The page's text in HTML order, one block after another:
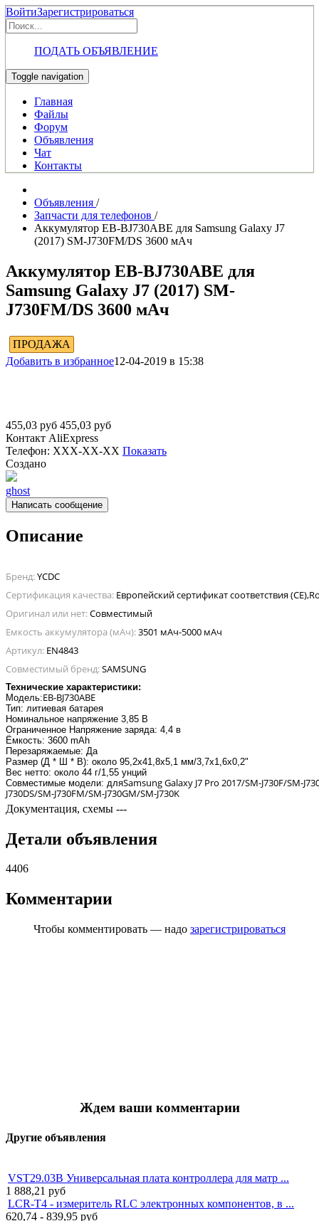
ВойтиЗарегистрироваться
ПОДАТЬ ОБЪЯВЛЕНИЕ
Toggle navigation
Главная
Файлы
Форум
Объявления
Чат
Контакты
Объявления /
Запчасти для телефонов /
Аккумулятор EB-BJ730ABE для Samsung Galaxy J7
(2017) SM-J730FM/DS 3600 мАч
Аккумулятор EB-BJ730ABE для
Samsung Galaxy J7 (2017) SM-
J730FM/DS 3600 мАч
ПРОДАЖА
Добавить в избранное12-04-2019 в 15:38
455,03 руб 455,03 руб
Контакт AliExpress
Телефон: XXX-XX-XX Показать
Создано
ghost
Написать сообщение
Описание
Бренд:YCDC
Сертификация качества:
Оригинал или нет:Совместимый
Емкость аккумулятора (мАч):3501 мАч-5000 мАч
Артикул: EN4843
Совместимый бренд:SAMSUNG
Технические характеристики:
Модель:EB-BJ730ABE
Тип: литиевая батарея
Номинальное напряжение 3,85 В
Ограниченное Напряжение заряда: 4,4 в
Ёмкость: 3600 mAh
Перезаряжаемые: Да
Размер (Д * Ш * В): около 95,2x41,8x5,1 мм/3,7x1,6x0,2"
Вес нетто: около 44 г/1,55 унций
Совместимые модели: дляSamsung Galaxy J7 Pro 2017/SM-J730F/SM-
J730DS/SM-J730FM/SM-J730GM/SM-J730K
Документация, схемы ---
Детали объявления
4406
Комментарии
Чтобы комментировать — надо зарегистрироваться
Ждем ваши комментарии
Другие объявления
VST29.03B Универсальная плата контроллера для матр ...
1 888,21 руб
LCR-T4 - измеритель RLC электронных компонентов, в ...
620,74 - 839,95 руб